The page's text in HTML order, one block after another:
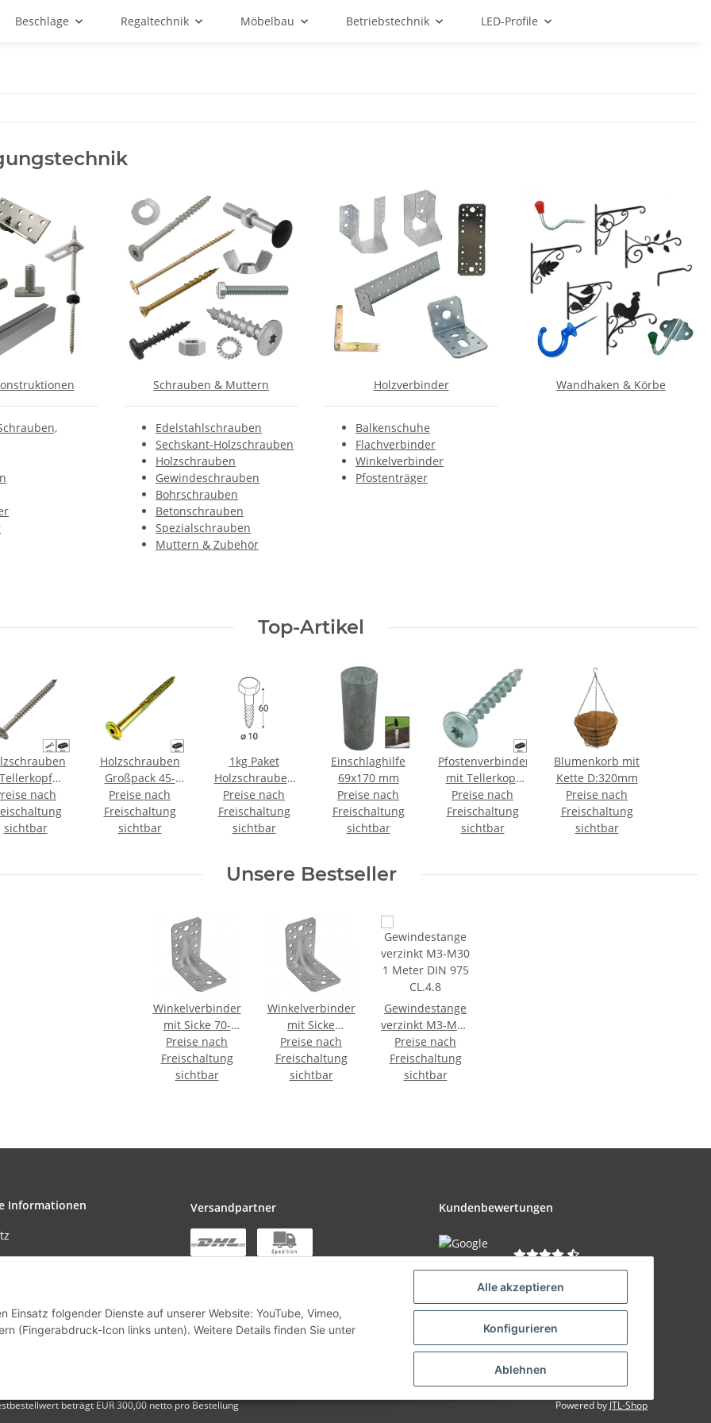
Alle akzeptieren
Konfigurieren
Ablehnen
Einsatz folgender Dienste auf unserer Website: YouTube, Vimeo,
(Fingerabdruck-Icon links unten). Weitere Details finden Sie unter
Beschläge Regaltechnik Möbelbau Betriebstechnik LED-Profile
Schrauben & Muttern
Edelstahlschrauben
Sechskant-Holzschrauben
Holzschrauben
Gewindeschrauben
Bohrschrauben
Betonschrauben
Spezialschrauben
Muttern & Zubehör
Holzverbinder
Balkenschuhe
Flachverbinder
Winkelverbinder
Pfostenträger
Wandhaken & Körbe
Top-Artikel
Tellerkopf
A2 30-
300 mm
nach
sichtbar
Holzschrauben
Großpack 45-
400 mm
Flachkopf TX
Preise nach
Freischaltung
sichtbar
1kg Paket
Holzschrauben
SW17 verzinkt
10x60 mm
Preise nach
Freischaltung
sichtbar
Einschlaghilfe
69x170 mm
Preise nach
Freischaltung
sichtbar
Pfostenverbinderschrauben
mit Tellerkopf
T40 verzinkt
Preise nach
Freischaltung
sichtbar
Blumenkorb mit
Kette D:320mm
Preise nach
Freischaltung
sichtbar
Unsere Bestseller
Winkelverbinder
mit Sicke 70-
105mm KPS
Preise nach
Freischaltung
sichtbar
Winkelverbinder
mit Sicke
90x90x65x1,5mm
KPS1
Preise nach
Freischaltung
sichtbar
Gewindestange
verzinkt M3-M30
1 Meter DIN 975
CL.4.8
Preise nach
Freischaltung
sichtbar
Informationen Versandpartner Kundenbewertungen
Zu den Bewertungen
beträgt EUR 300,00 netto pro Bestellung Powered by JTL-Shop